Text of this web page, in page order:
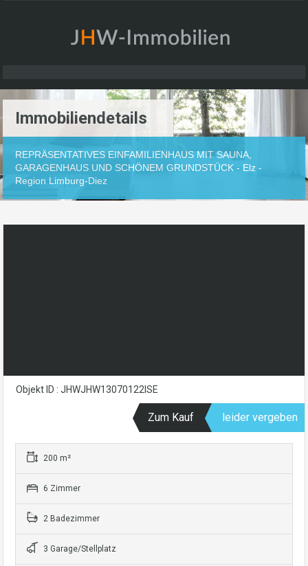
Immobiliendetails
REPRÄSENTATIVES EINFAMILIENHAUS MIT SAUNA,
GARAGENHAUS UND SCHÖNEM GRUNDSTÜCK - Elz -
Region Limburg-Diez
Objekt ID : JHWJHW13070122ISE
Zum Kauf leider vergeben
200 m²
6 Zimmer
2 Badezimmer
3 Garage/Stellplatz